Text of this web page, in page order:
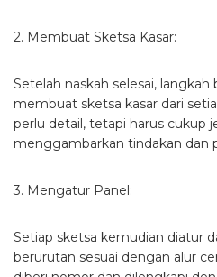
2. Membuat Sketsa Kasar:
Setelah naskah selesai, langkah
membuat sketsa kasar dari
perlu detail, tetapi harus cukup
menggambarkan tindakan dan
3. Mengatur Panel:
Setiap sketsa kemudian diatur
berurutan sesuai dengan alur